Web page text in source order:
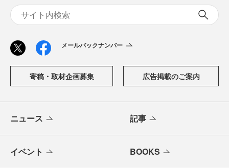
メールバックナンバー
寄稿・取材企画募集 広告掲載のご案内
ニュース 記事
イベント BOOKS